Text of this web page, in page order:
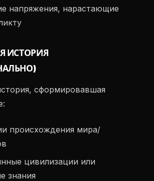
напряжения, нарастающие
ИСТОРИЯ
сформировавшая
происхождения мира/
цивилизации или
знания